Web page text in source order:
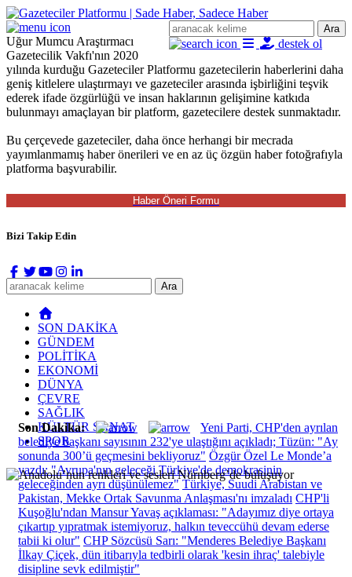
Ara
destek ol
Uğur Mumcu Araştırmacı
Gazetecilik Vakfı'nın 2020
yılında kurduğu Gazeteciler Platformu gazetecilerin haberlerini daha
geniş kitlelere ulaştırmayı ve gazeteciler arasında işbirliğini teşvik
ederek ifade özgürlüğü ve insan haklarının gelişimine katkıda
bulunmayı amaçlayan bir platform, gazetecilere destek sunmaktadır.
Bu çerçevede gazeteciler, daha önce herhangi bir mecrada
yayımlanmamış haber önerileri ve en az üç özgün haber fotoğrafıyla
platforma başvurabilir.
Bizi Takip Edin
Ara
SON DAKİKA
GÜNDEM
POLİTİKA
EKONOMİ
DÜNYA
ÇEVRE
SAĞLIK
KÜLTÜR SANAT
SPOR
Son Dakika:
Yeni Parti, CHP'den ayrılan
belediye başkanı sayısının 232'ye ulaştığını açıkladı; Tüzün: "Ay
sonunda 300’ü geçmesini bekliyoruz" Özgür Özel Le Monde’a
yazdı: "Avrupa'nın geleceği Türkiye'de demokrasinin
geleceğinden ayrı düşünülemez" Türkiye, Suudi Arabistan ve
Pakistan, Mekke Ortak Savunma Anlaşması'nı imzaladı CHP'li
Kuşoğlu'ndan Mansur Yavaş açıklaması: "Adayımız diye ortaya
çıkartıp yıpratmak istemiyoruz, halkın teveccühü devam ederse
tabii ki olur" CHP Sözcüsü Sarı: "Menderes Belediye Başkanı
İlkay Çiçek, dün itibarıyla tedbirli olarak 'kesin ihraç' talebiyle
disipline sevk edilmiştir"